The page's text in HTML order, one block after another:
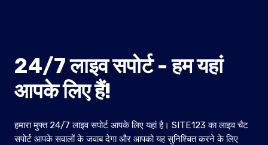
24/7 लाइव सपोर्ट - हम यहां
आपके लिए हैं!
हमारा मुफ्त 24/7 लाइव सपोर्ट आपके लिए यहां है। SITE123 का लाइव चैट
सपोर्ट आपके सवालों के जवाब देगा और आपको यह सुनिश्चित करने के लिए